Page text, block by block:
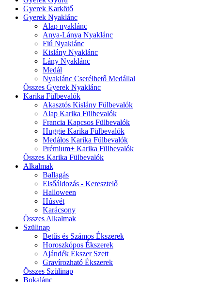
Gyerek Karkötő
Gyerek Nyaklánc
Alap nyaklánc
Anya-Lánya Nyaklánc
Fiú Nyaklánc
Kislány Nyaklánc
Lány Nyaklánc
Medál
Nyaklánc Cserélhető Medállal
Összes Gyerek Nyaklánc
Karika Fülbevalók
Akasztós Kislány Fülbevalók
Alap Karika Fülbevalók
Francia Kapcsos Fülbevalók
Huggie Karika Fülbevalók
Medálos Karika Fülbevalók
Prémium+ Karika Fülbevalók
Összes Karika Fülbevalók
Alkalmak
Ballagás
Elsőáldozás - Keresztelő
Halloween
Húsvét
Karácsony
Összes Alkalmak
Szülinap
Betűs és Számos Ékszerek
Horoszkópos Ékszerek
Ajándék Ékszer Szett
Gravírozható Ékszerek
Összes Szülinap
Bokalánc